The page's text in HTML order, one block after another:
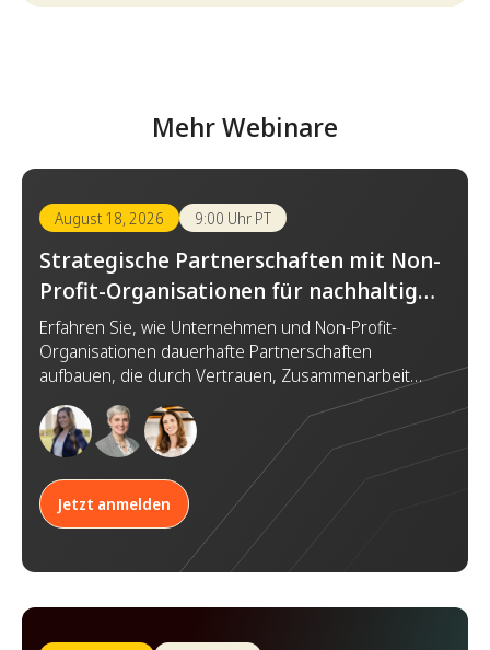
Mehr Webinare
August 18, 2026 9:00 Uhr PT
Strategische Partnerschaften mit Non-
Profit-Organisationen für nachhaltige
Wirkung aufbauen
Erfahren Sie, wie Unternehmen und Non-Profit-
Organisationen dauerhafte Partnerschaften
aufbauen, die durch Vertrauen, Zusammenarbeit
und gemeinsame Ziele einen bedeutenden
gesellschaftlichen Mehrwert schaffen.
Jetzt anmelden